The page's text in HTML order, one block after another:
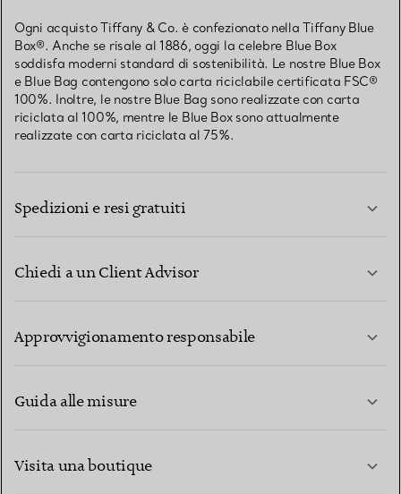
Ogni acquisto Tiffany & Co. è confezionato nella Tiffany Blue
Box®. Anche se risale al 1886, oggi la celebre Blue Box
soddisfa moderni standard di sostenibilità. Le nostre Blue Box
e Blue Bag contengono solo carta riciclabile certificata FSC®
100%. Inoltre, le nostre Blue Bag sono realizzate con carta
riciclata al 100%, mentre le Blue Box sono attualmente
realizzate con carta riciclata al 75%.
Spedizioni e resi gratuiti
Chiedi a un Client Advisor
Approvvigionamento responsabile
Guida alle misure
Visita una boutique